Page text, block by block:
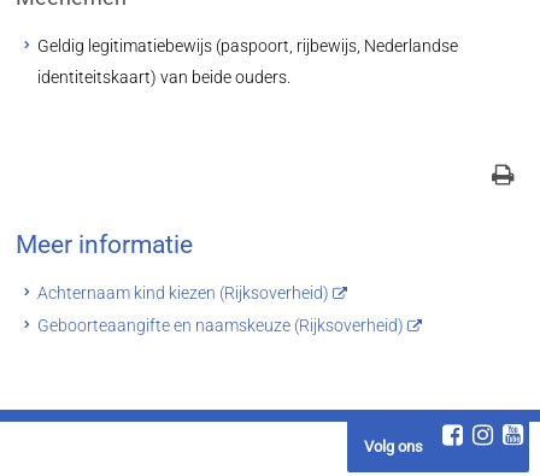
Geldig legitimatiebewijs (paspoort, rijbewijs, Nederlandse
identiteitskaart) van beide ouders.
Meer informatie
Achternaam kind kiezen (Rijksoverheid)
Geboorteaangifte en naamskeuze (Rijksoverheid)
Volg ons